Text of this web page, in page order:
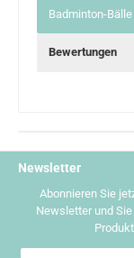
Badminton-
Bewertungen
Newsletter
Abonnieren Sie
Newsletter und